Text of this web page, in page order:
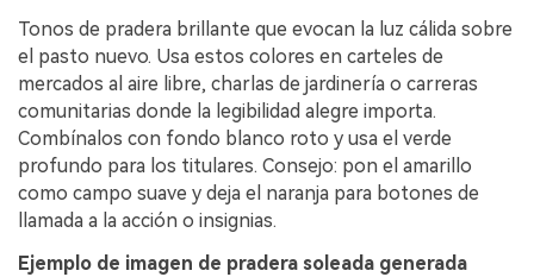
Tonos de pradera brillante que evocan la luz cálida sobre
el pasto nuevo. Usa estos colores en carteles de
mercados al aire libre, charlas de jardinería o carreras
comunitarias donde la legibilidad alegre importa.
Combínalos con fondo blanco roto y usa el verde
profundo para los titulares. Consejo: pon el amarillo
como campo suave y deja el naranja para botones de
llamada a la acción o insignias.
Ejemplo de imagen de pradera soleada generada